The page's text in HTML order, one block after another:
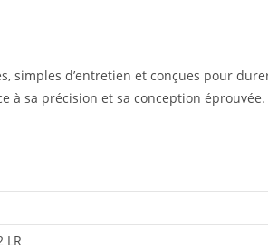
simples d’entretien et conçues pour
sa précision et sa conception
LR